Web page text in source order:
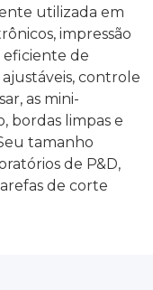
utilizada em
impressão
eficiente de
controle
as mini-
bordas limpas e
tamanho
de P&D,
de corte